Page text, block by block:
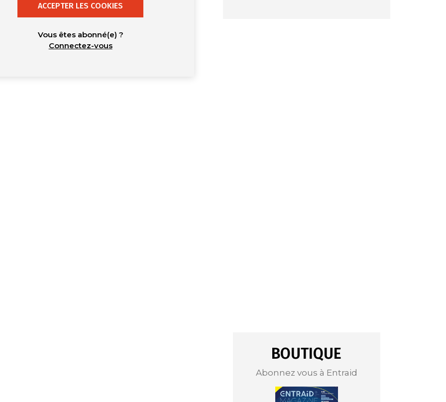
ACCEPTER LES COOKIES
Vous êtes abonné(e) ?
Connectez-vous
BOUTIQUE
Abonnez vous à Entraid